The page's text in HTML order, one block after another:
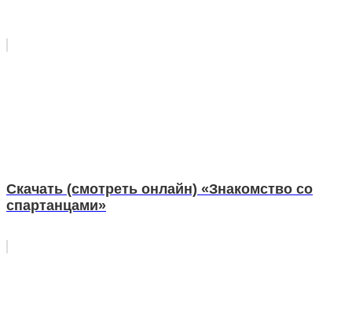
Скачать (смотреть онлайн) «Знакомство со
спартанцами»